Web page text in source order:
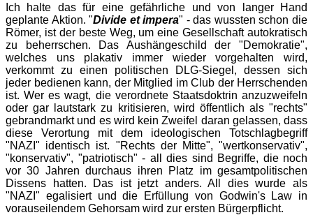
Ich halte das für eine gefährliche und von langer Hand
geplante Aktion. "Divide et impera" - das wussten schon die
Römer, ist der beste Weg, um eine Gesellschaft autokratisch
zu beherrschen. Das Aushängeschild der "Demokratie",
welches uns plakativ immer wieder vorgehalten wird,
verkommt zu einen politischen DLG-Siegel, dessen sich
jeder bedienen kann, der Mitglied im Club der Herrschenden
ist. Wer es wagt, die verordnete Staatsdoktrin anzuzweifeln
oder gar lautstark zu kritisieren, wird öffentlich als "rechts"
gebrandmarkt und es wird kein Zweifel daran gelassen, dass
diese Verortung mit dem ideologischen Totschlagbegriff
"NAZI" identisch ist. "Rechts der Mitte", "wertkonservativ",
"konservativ", "patriotisch" - all dies sind Begriffe, die noch
vor 30 Jahren durchaus ihren Platz im gesamtpolitischen
Dissens hatten. Das ist jetzt anders. All dies wurde als
"NAZI" egalisiert und die Erfüllung von Godwin's Law in
vorauseilendem Gehorsam wird zur ersten Bürgerpflicht.